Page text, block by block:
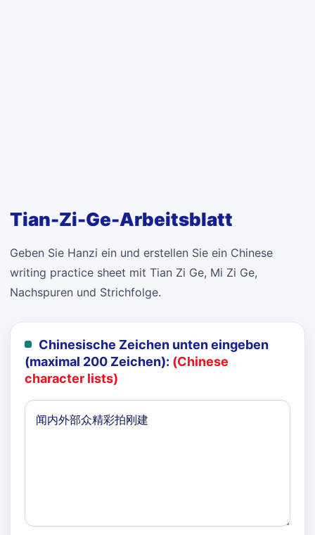
Tian-Zi-Ge-Arbeitsblatt
Geben Sie Hanzi ein und erstellen Sie ein Chinese
writing practice sheet mit Tian Zi Ge, Mi Zi Ge,
Nachspuren und Strichfolge.
Chinesische Zeichen unten eingeben
(maximal 200 Zeichen): (Chinese
character lists)